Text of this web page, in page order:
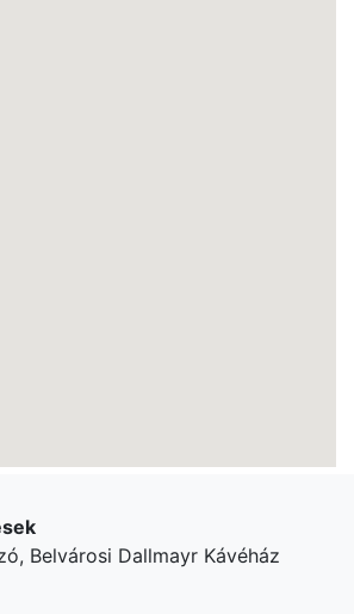
Belvárosi Dallmayr Kávéház